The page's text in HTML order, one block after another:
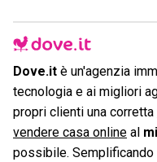
Dove.it è un'agenzia
tecnologia e ai migliori
propri clienti una corretta
vendere casa online al
possibile.